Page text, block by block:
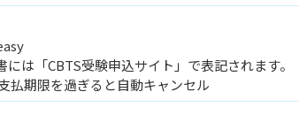
は「CBTS受験申込サイト」で表記されます。
払期限を過ぎると自動キャンセル